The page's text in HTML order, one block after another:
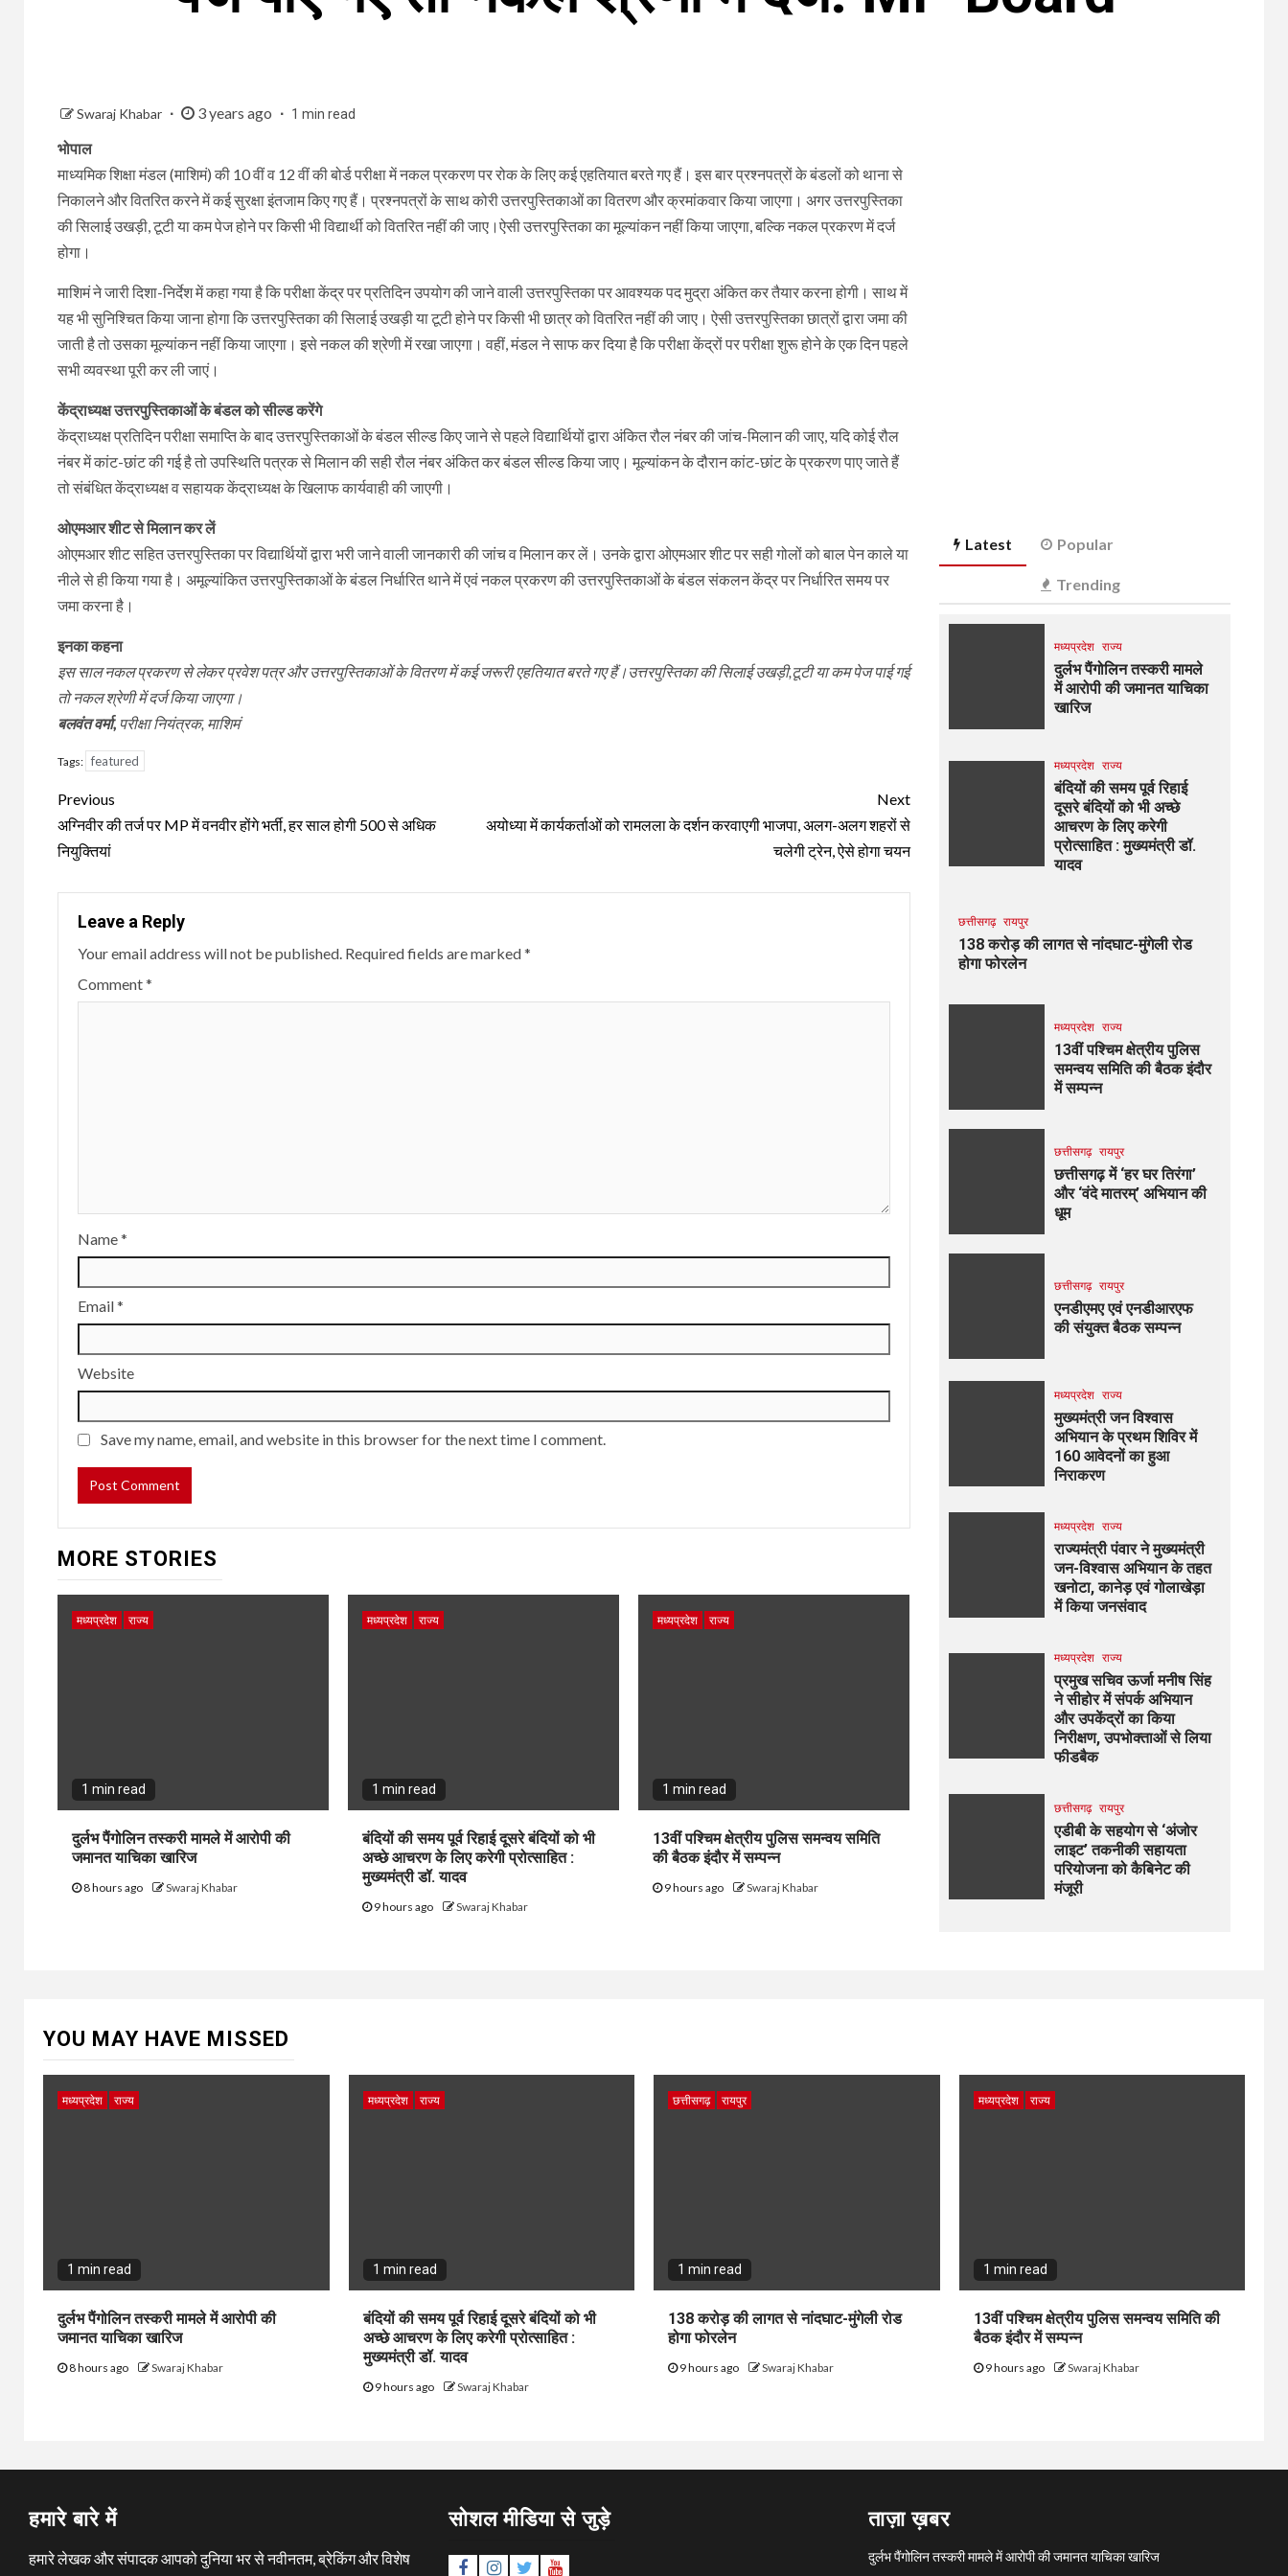
Swaraj Khabar 3 years ago 1 min read
भोपाल
माध्यमिक शिक्षा मंडल (माशिमं) की 10 वीं व 12 वीं की बोर्ड परीक्षा में नकल प्रकरण पर रोक के लिए कई एहतियात बरते गए हैं। इस बार प्रश्नपत्रों के बंडलों को थाना से
निकालने और वितरित करने में कई सुरक्षा इंतजाम किए गए हैं। प्रश्नपत्रों के साथ कोरी उत्तरपुस्तिकाओं का वितरण और क्रमांकवार किया जाएगा। अगर उत्तरपुस्तिका
की सिलाई उखड़ी, टूटी या कम पेज होने पर किसी भी विद्यार्थी को वितरित नहीं की जाए।ऐसी उत्तरपुस्तिका का मूल्यांकन नहीं किया जाएगा, बल्कि नकल प्रकरण में दर्ज
होगा।
माशिमं ने जारी दिशा-निर्देश में कहा गया है कि परीक्षा केंद्र पर प्रतिदिन उपयोग की जाने वाली उत्तरपुस्तिका पर आवश्यक पद मुद्रा अंकित कर तैयार करना होगी। साथ में
यह भी सुनिश्चित किया जाना होगा कि उत्तरपुस्तिका की सिलाई उखड़ी या टूटी होने पर किसी भी छात्र को वितरित नहीं की जाए। ऐसी उत्तरपुस्तिका छात्रों द्वारा जमा की
जाती है तो उसका मूल्यांकन नहीं किया जाएगा। इसे नकल की श्रेणी में रखा जाएगा। वहीं, मंडल ने साफ कर दिया है कि परीक्षा केंद्रों पर परीक्षा शुरू होने के एक दिन पहले
सभी व्यवस्था पूरी कर ली जाएं।
केंद्राध्यक्ष उत्तरपुस्तिकाओं के बंडल को सील्ड करेंगे
केंद्राध्यक्ष प्रतिदिन परीक्षा समाप्ति के बाद उत्तरपुस्तिकाओं के बंडल सील्ड किए जाने से पहले विद्यार्थियों द्वारा अंकित रौल नंबर की जांच-मिलान की जाए, यदि कोई रौल
नंबर में कांट-छांट की गई है तो उपस्थिति पत्रक से मिलान की सही रौल नंबर अंकित कर बंडल सील्ड किया जाए। मूल्यांकन के दौरान कांट-छांट के प्रकरण पाए जाते हैं
तो संबंधित केंद्राध्यक्ष व सहायक केंद्राध्यक्ष के खिलाफ कार्यवाही की जाएगी।
ओएमआर शीट से मिलान कर लें
ओएमआर शीट सहित उत्तरपुस्तिका पर विद्यार्थियों द्वारा भरी जाने वाली जानकारी की जांच व मिलान कर लें। उनके द्वारा ओएमआर शीट पर सही गोलों को बाल पेन काले या
नीले से ही किया गया है। अमूल्यांकित उत्तरपुस्तिकाओं के बंडल निर्धारित थाने में एवं नकल प्रकरण की उत्तरपुस्तिकाओं के बंडल संकलन केंद्र पर निर्धारित समय पर
जमा करना है।
इनका कहना
इस साल नकल प्रकरण से लेकर प्रवेश पत्र और उत्तरपुस्तिकाओं के वितरण में कई जरूरी एहतियात बरते गए हैं।उत्तरपुस्तिका की सिलाई उखड़ी,टूटी या कम पेज पाई गई
तो नकल श्रेणी में दर्ज किया जाएगा।
बलवंत वर्मा, परीक्षा नियंत्रक, माशिमं
Tags: featured
Continue
Reading
Previous
अग्निवीर की तर्ज पर MP में वनवीर होंगे भर्ती, हर साल होगी 500 से अधिक
नियुक्तियां
Next
अयोध्या में कार्यकर्ताओं को रामलला के दर्शन करवाएगी भाजपा, अलग-अलग शहरों से
चलेगी ट्रेन, ऐसे होगा चयन
Leave a Reply
Your email address will not be published. Required fields are marked*
Comment*
Name*
Email*
Website
Save my name, email, and website in this browser for the next time I comment.
MORE STORIES
मध्यप्रदेश राज्य
1 min read
दुर्लभ पैंगोलिन तस्करी मामले में आरोपी की
जमानत याचिका खारिज
8 hours ago Swaraj Khabar
मध्यप्रदेश राज्य
1 min read
बंदियों की समय पूर्व रिहाई दूसरे बंदियों को भी
अच्छे आचरण के लिए करेगी प्रोत्साहित :
मुख्यमंत्री डॉ. यादव
9 hours ago Swaraj Khabar
मध्यप्रदेश राज्य
1 min read
13वीं पश्चिम क्षेत्रीय पुलिस समन्वय समिति
की बैठक इंदौर में सम्पन्न
9 hours ago Swaraj Khabar
Latest Popular
Trending
मध्यप्रदेश राज्य
दुर्लभ पैंगोलिन तस्करी मामले
में आरोपी की जमानत याचिका
खारिज
मध्यप्रदेश राज्य
बंदियों की समय पूर्व रिहाई
दूसरे बंदियों को भी अच्छे
आचरण के लिए करेगी
प्रोत्साहित : मुख्यमंत्री डॉ.
यादव
छत्तीसगढ़ रायपुर
138 करोड़ की लागत से नांदघाट-मुंगेली रोड
होगा फोरलेन
मध्यप्रदेश राज्य
13वीं पश्चिम क्षेत्रीय पुलिस
समन्वय समिति की बैठक इंदौर
में सम्पन्न
छत्तीसगढ़ रायपुर
छत्तीसगढ़ में ‘हर घर तिरंगा’
और ‘वंदे मातरम्’ अभियान की
धूम
छत्तीसगढ़ रायपुर
एनडीएमए एवं एनडीआरएफ
की संयुक्त बैठक सम्पन्न
मध्यप्रदेश राज्य
मुख्यमंत्री जन विश्वास
अभियान के प्रथम शिविर में
160 आवेदनों का हुआ
निराकरण
मध्यप्रदेश राज्य
राज्यमंत्री पंवार ने मुख्यमंत्री
जन-विश्वास अभियान के तहत
खनोटा, कानेड़ एवं गोलाखेड़ा
में किया जनसंवाद
मध्यप्रदेश राज्य
प्रमुख सचिव ऊर्जा मनीष सिंह
ने सीहोर में संपर्क अभियान
और उपकेंद्रों का किया
निरीक्षण, उपभोक्ताओं से लिया
फीडबैक
छत्तीसगढ़ रायपुर
एडीबी के सहयोग से ‘अंजोर
लाइट’ तकनीकी सहायता
परियोजना को कैबिनेट की
मंजूरी
YOU MAY HAVE MISSED
मध्यप्रदेश राज्य
1 min read
दुर्लभ पैंगोलिन तस्करी मामले में आरोपी की
जमानत याचिका खारिज
8 hours ago Swaraj Khabar
मध्यप्रदेश राज्य
1 min read
बंदियों की समय पूर्व रिहाई दूसरे बंदियों को भी
अच्छे आचरण के लिए करेगी प्रोत्साहित :
मुख्यमंत्री डॉ. यादव
9 hours ago Swaraj Khabar
छत्तीसगढ़ रायपुर
1 min read
138 करोड़ की लागत से नांदघाट-मुंगेली रोड
होगा फोरलेन
9 hours ago Swaraj Khabar
मध्यप्रदेश राज्य
1 min read
13वीं पश्चिम क्षेत्रीय पुलिस समन्वय समिति की
बैठक इंदौर में सम्पन्न
9 hours ago Swaraj Khabar
हमारे बारे में
हमारे लेखक और संपादक आपको दुनिया भर से नवीनतम, ब्रेकिंग और विशेष
सोशल मीडिया से जुड़े
FacebookInstagram
TwitterYouTube
ताज़ा ख़बर
दुर्लभ पैंगोलिन तस्करी मामले में आरोपी की जमानत याचिका खारिज